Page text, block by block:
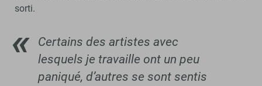
sorti.
Certains des artistes avec
lesquels je travaille ont un peu
paniqué, d’autres se sont sentis